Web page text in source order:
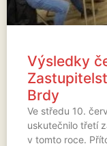
Výsledky
Brdy
Ve středu 10.
uskutečnilo třetí
v tomto roce.